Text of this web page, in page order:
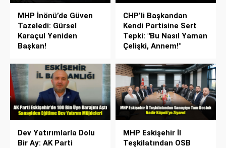
MHP İnönü’de Güven
Tazeledi: Gürsel
Karaçul Yeniden
Başkan!
CHP’li Başkandan
Kendi Partisine Sert
Tepki: "Bu Nasıl Yaman
Çelişki, Annem!"
Dev Yatırımlarla Dolu
Bir Ay: AK Parti
MHP Eskişehir İl
Teşkilatından OSB